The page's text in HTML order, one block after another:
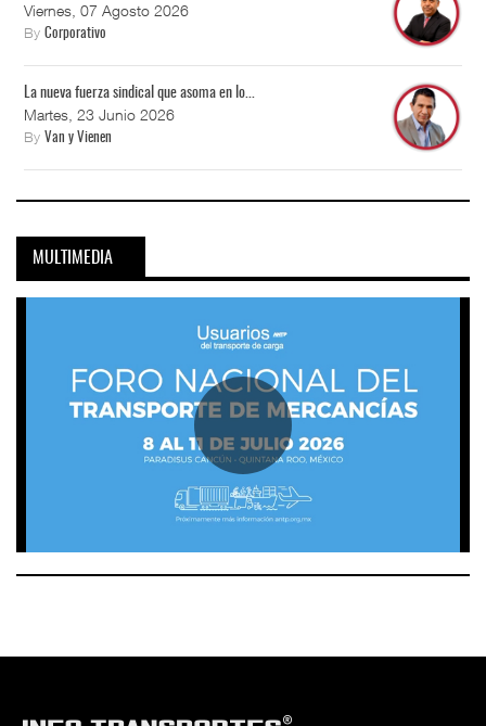
Viernes, 07 Agosto 2026
By Corporativo
La nueva fuerza sindical que asoma en lo...
Martes, 23 Junio 2026
By Van y Vienen
MULTIMEDIA